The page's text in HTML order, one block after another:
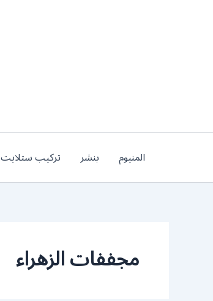
المنيوم بنشر تركيب ستلايت
مجففات الزهراء